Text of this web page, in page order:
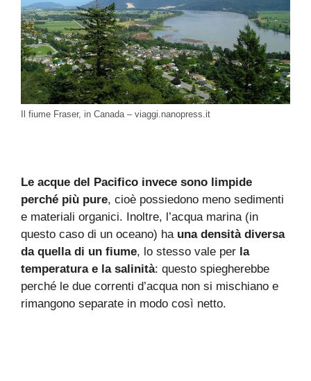
Il fiume Fraser, in Canada – viaggi.nanopress.it
Le acque del Pacifico invece sono limpide
perché più pure, cioè possiedono meno sedimenti
e materiali organici. Inoltre, l’acqua marina (in
questo caso di un oceano) ha una densità diversa
da quella di un fiume, lo stesso vale per la
temperatura e la salinità: questo spiegherebbe
perché le due correnti d’acqua non si mischiano e
rimangono separate in modo così netto.